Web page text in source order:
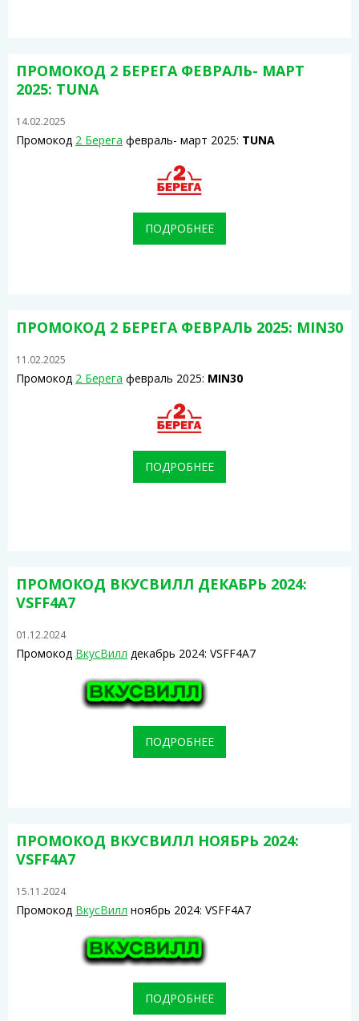
ПРОМОКОД 2 БЕРЕГА ФЕВРАЛЬ- МАРТ
2025: TUNA
14.02.2025
Промокод 2 Берега февраль- март 2025: TUNA
ПОДРОБНЕЕ
ПРОМОКОД 2 БЕРЕГА ФЕВРАЛЬ 2025: MIN30
11.02.2025
Промокод 2 Берега февраль 2025: MIN30
ПОДРОБНЕЕ
ПРОМОКОД ВКУСВИЛЛ ДЕКАБРЬ 2024:
VSFF4A7
01.12.2024
Промокод ВкусВилл декабрь 2024: VSFF4A7
ПОДРОБНЕЕ
ПРОМОКОД ВКУСВИЛЛ НОЯБРЬ 2024:
VSFF4A7
15.11.2024
Промокод ВкусВилл ноябрь 2024: VSFF4A7
ПОДРОБНЕЕ